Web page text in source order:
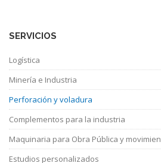
SERVICIOS
Logística
Minería e Industria
Perforación y voladura
Complementos para la industria
Maquinaria para Obra Pública y
Estudios personalizados